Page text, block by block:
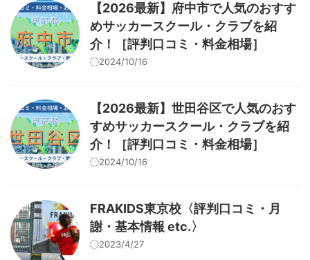
【2026最新】府中市で人気のおすす
めサッカースクール・クラブを紹
介！［評判口コミ・料金相場］
2024/10/16
【2026最新】世田谷区で人気のおす
すめサッカースクール・クラブを紹
介！［評判口コミ・料金相場］
2024/10/16
FRAKIDS東京校〈評判口コミ・月
謝・基本情報 etc.〉
2023/4/27